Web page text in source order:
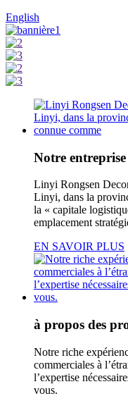
English
Notre entreprise
Linyi Rongsen
Linyi, dans la
la « capitale
emplacement
EN SAVOIR PLUS
à propos des
Notre riche
commerciales à
l’expertise
vous.